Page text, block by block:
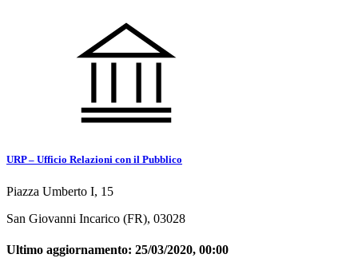
URP – Ufficio Relazioni con il Pubblico
Piazza Umberto I, 15
San Giovanni Incarico (FR), 03028
Ultimo aggiornamento: 25/03/2020, 00:00